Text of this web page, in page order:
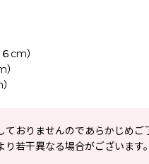
cm）
おりませんのであらかじめご
若干異なる場合がございます。